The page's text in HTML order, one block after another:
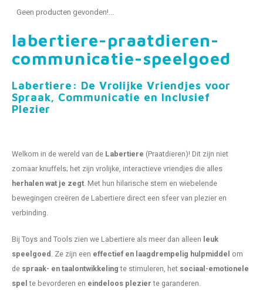
Fidget Toys & Friemelspeelgoed
Uitdeelcadeaus
Cadeau-inspiratie
Timers
Slapen
Gratis Printables
Geen producten gevonden!...
labertiere-praatdieren-
communicatie-speelgoed
Labertiere: De Vrolijke Vriendjes voor
Spraak, Communicatie en Inclusief
Plezier
Welkom in de wereld van de Labertiere (Praatdieren)! Dit zijn niet
zomaar knuffels; het zijn vrolijke, interactieve vriendjes die alles
herhalen wat je zegt. Met hun hilarische stem en wiebelende
bewegingen creëren de Labertiere direct een sfeer van plezier en
verbinding.
Bij Toys and Tools zien we Labertiere als meer dan alleen leuk
speelgoed. Ze zijn een effectief en laagdrempelig hulpmiddel om
de spraak- en taalontwikkelingte stimuleren, het sociaal-emotionele
spelte bevorderen en eindeloos plezierte garanderen.